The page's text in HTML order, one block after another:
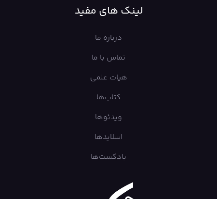
لینک های مفید
درباره ما
تماس با ما
هیات علمی
کتاب‌ها
ویدئوها
اسلایدها
پادکست‌ها